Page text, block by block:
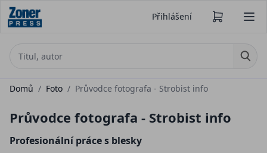
Přihlášení
Domů / Foto / Průvodce fotografa - Strobist info
Průvodce fotografa - Strobist info
Profesionální práce s blesky